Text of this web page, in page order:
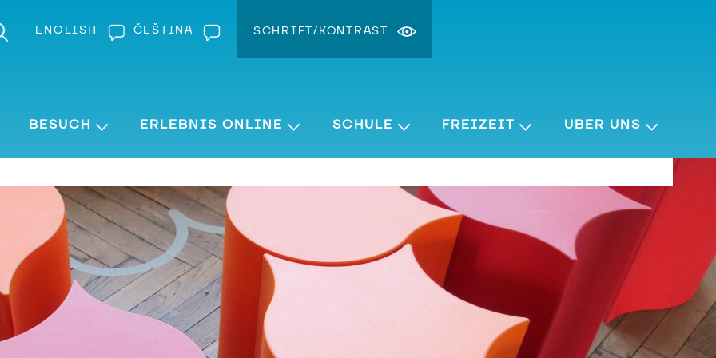
ENGLISH ČEŠTINA SCHRIFT/KONTRAST
Kontrast ändern
BESUCH ERLEBNIS ONLINE SCHULE FREIZEIT ÜBER UNS